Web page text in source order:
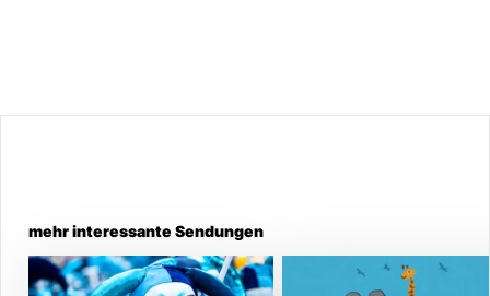
mehr interessante Sendungen